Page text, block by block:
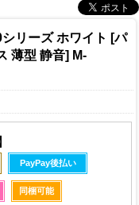
リーズ ホワイト [パ
薄型 静音] M-
PayPay後払い
同梱可能